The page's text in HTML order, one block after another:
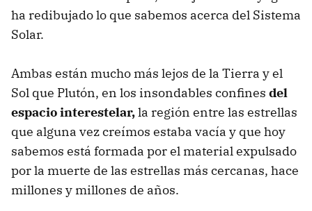
ha redibujado lo que sabemos acerca del Sistema
Solar.
Ambas están mucho más lejos de la Tierra y el
Sol que Plutón, en los insondables confines del
espacio interestelar,la región entre las estrellas
que alguna vez creímos estaba vacía y que hoy
sabemos está formada por el material expulsado
por la muerte de las estrellas más cercanas, hace
millones y millones de años.